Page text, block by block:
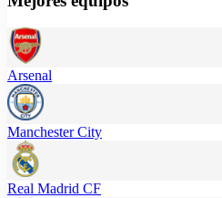
Arsenal
Manchester City
Real Madrid CF